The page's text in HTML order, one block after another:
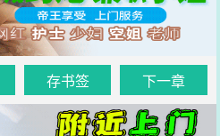
存书签 下一章